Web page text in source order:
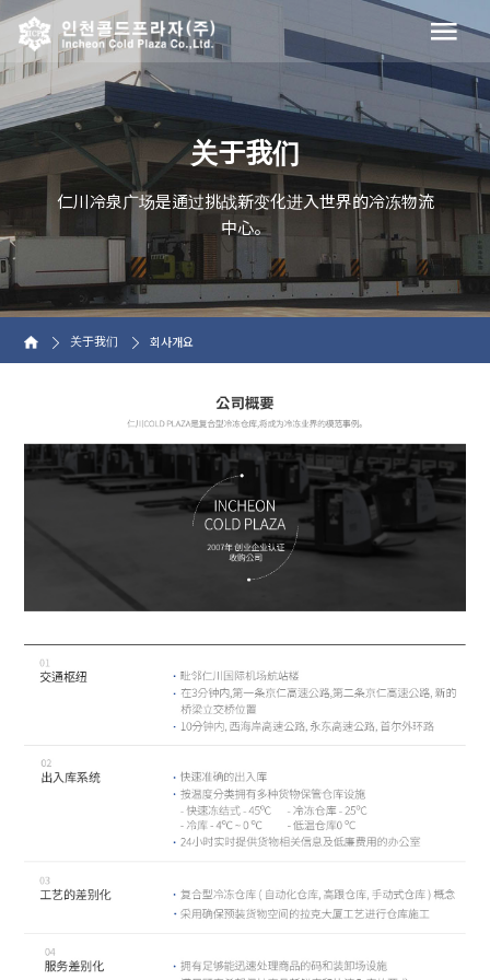
关于我们
仁川冷泉广场是通过挑战新变化进入世界的冷冻物流
中心。
关于我们 회사개요